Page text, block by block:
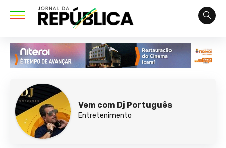
Vem com Dj Português
Entretenimento